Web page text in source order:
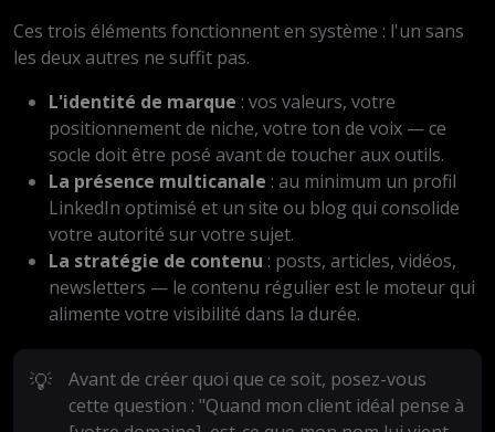
Ces trois éléments fonctionnent en système : l'un sans
les deux autres ne suffit pas.
L'identité de marque : vos valeurs, votre
positionnement de niche, votre ton de voix — ce
socle doit être posé avant de toucher aux outils.
La présence multicanale : au minimum un profil
LinkedIn optimisé et un site ou blog qui consolide
votre autorité sur votre sujet.
La stratégie de contenu : posts, articles, vidéos,
newsletters — le contenu régulier est le moteur qui
alimente votre visibilité dans la durée.
💡
Avant de créer quoi que ce soit, posez-vous
cette question : "Quand mon client idéal pense à